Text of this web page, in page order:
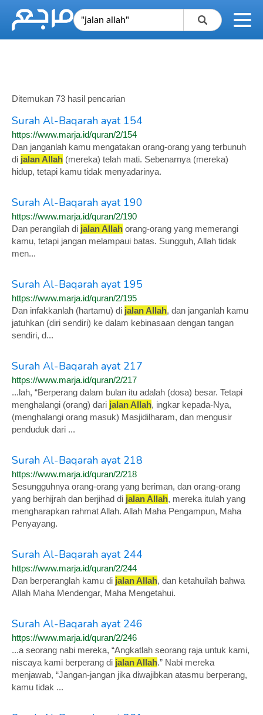
Ditemukan 73 hasil pencarian
Surah Al-Baqarah ayat 154
https://www.marja.id/quran/2/154
Dan janganlah kamu mengatakan orang-orang yang terbunuh
di jalan Allah (mereka) telah mati. Sebenarnya (mereka)
hidup, tetapi kamu tidak menyadarinya.
Surah Al-Baqarah ayat 190
https://www.marja.id/quran/2/190
Dan perangilah di jalan Allah orang-orang yang memerangi
kamu, tetapi jangan melampaui batas. Sungguh, Allah tidak
men...
Surah Al-Baqarah ayat 195
https://www.marja.id/quran/2/195
Dan infakkanlah (hartamu) di jalan Allah, dan janganlah kamu
jatuhkan (diri sendiri) ke dalam kebinasaan dengan tangan
sendiri, d...
Surah Al-Baqarah ayat 217
https://www.marja.id/quran/2/217
...lah, “Berperang dalam bulan itu adalah (dosa) besar. Tetapi
menghalangi (orang) dari jalan Allah, ingkar kepada-Nya,
(menghalangi orang masuk) Masjidilharam, dan mengusir
penduduk dari ...
Surah Al-Baqarah ayat 218
https://www.marja.id/quran/2/218
Sesungguhnya orang-orang yang beriman, dan orang-orang
yang berhijrah dan berjihad di jalan Allah, mereka itulah yang
mengharapkan rahmat Allah. Allah Maha Pengampun, Maha
Penyayang.
Surah Al-Baqarah ayat 244
https://www.marja.id/quran/2/244
Dan berperanglah kamu di jalan Allah, dan ketahuilah bahwa
Allah Maha Mendengar, Maha Mengetahui.
Surah Al-Baqarah ayat 246
https://www.marja.id/quran/2/246
...a seorang nabi mereka, “Angkatlah seorang raja untuk kami,
niscaya kami berperang di jalan Allah.” Nabi mereka
menjawab, “Jangan-jangan jika diwajibkan atasmu berperang,
kamu tidak ...